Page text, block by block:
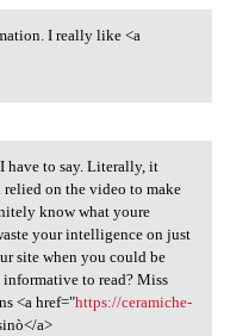
I
I really like <a
all I have
have to say. Literally, it
relied on the video to make
know what youre
your intelligence on just
site when you could be
to read? Miss
<a href="https://ceramiche-
a>